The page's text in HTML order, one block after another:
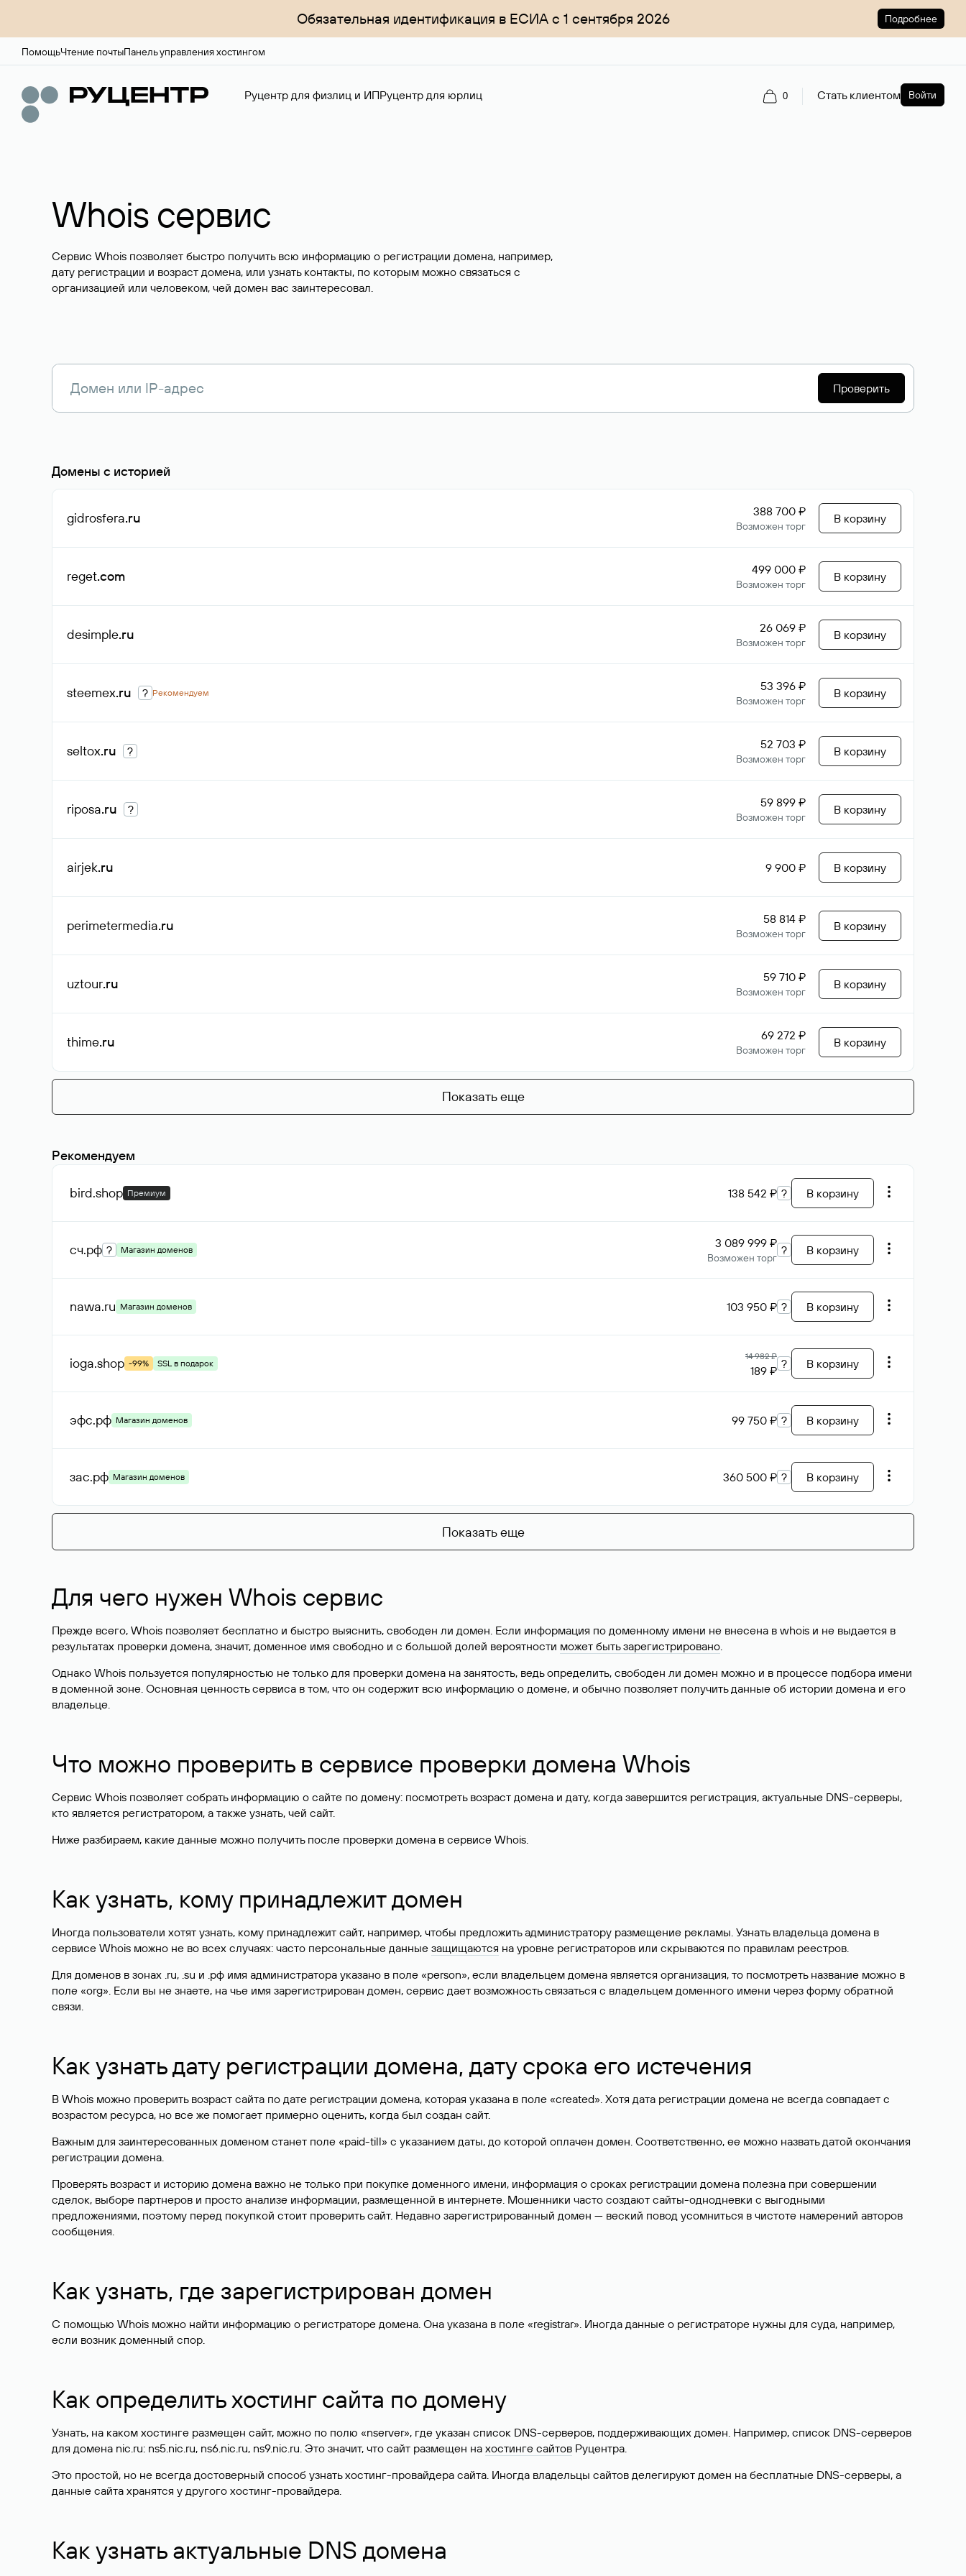
Обязательная идентификация в ЕСИА с 1 сентября 2026 Подробнее
ПомощьЧтение почтыПанель управления хостингом
Руцентр для физлиц и ИПРуцентр для юрлиц 0 Стать клиентом Войти
Whois сервис
Сервис Whois позволяет быстро получить всю информацию о регистрации домена, например,
дату регистрации и возраст домена, или узнать контакты, по которым можно связаться с
организацией или человеком, чей домен вас заинтересовал.
Проверить
Домены с историей
gidrosfera.ru 388 700 ₽
Возможен торг
В корзину
reget.com 499 000 ₽
Возможен торг
В корзину
desimple.ru 26 069 ₽
Возможен торг
В корзину
steemex.ru ? Рекомендуем 53 396 ₽
Возможен торг
В корзину
seltox.ru ? 52 703 ₽
Возможен торг
В корзину
riposa.ru ? 59 899 ₽
Возможен торг
В корзину
airjek.ru 9 900 ₽ В корзину
perimetermedia.ru 58 814 ₽
Возможен торг
В корзину
uztour.ru 59 710 ₽
Возможен торг
В корзину
thime.ru 69 272 ₽
Возможен торг
В корзину
Показать еще
Рекомендуем
bird.shop Премиум 138 542 ₽ ? В корзину
сч.рф ? Магазин доменов 3 089 999 ₽
Возможен торг
? В корзину
nawa.ru Магазин доменов 103 950 ₽ ? В корзину
ioga.shop -99% SSL в подарок
14 982 ₽
189 ₽ ? В корзину
эфс.рф Магазин доменов 99 750 ₽ ? В корзину
зас.рф Магазин доменов 360 500 ₽ ? В корзину
Показать еще
Для чего нужен Whois сервис
Прежде всего, Whois позволяет бесплатно и быстро выяснить, свободен ли домен. Если информация по доменному имени не внесена в whois и не выдается в
результатах проверки домена, значит, доменное имя свободно и с большой долей вероятности может быть зарегистрировано.
Однако Whois пользуется популярностью не только для проверки домена на занятость, ведь определить, свободен ли домен можно и в процессе подбора имени
в доменной зоне. Основная ценность сервиса в том, что он содержит всю информацию о домене, и обычно позволяет получить данные об истории домена и его
владельце.
Что можно проверить в сервисе проверки домена Whois
Сервис Whois позволяет собрать информацию о сайте по домену: посмотреть возраст домена и дату, когда завершится регистрация, актуальные DNS-серверы,
кто является регистратором, а также узнать, чей сайт.
Ниже разбираем, какие данные можно получить после проверки домена в сервисе Whois.
Как узнать, кому принадлежит домен
Иногда пользователи хотят узнать, кому принадлежит сайт, например, чтобы предложить администратору размещение рекламы. Узнать владельца домена в
сервисе Whois можно не во всех случаях: часто персональные данные защищаются на уровне регистраторов или скрываются по правилам реестров.
Для доменов в зонах .ru, .su и .рф имя администратора указано в поле «person», если владельцем домена является организация, то посмотреть название можно в
поле «org». Если вы не знаете, на чье имя зарегистрирован домен, сервис дает возможность связаться с владельцем доменного имени через форму обратной
связи.
Как узнать дату регистрации домена, дату срока его истечения
В Whois можно проверить возраст сайта по дате регистрации домена, которая указана в поле «created». Хотя дата регистрации домена не всегда совпадает с
возрастом ресурса, но все же помогает примерно оценить, когда был создан сайт.
Важным для заинтересованных доменом станет поле «paid-till» с указанием даты, до которой оплачен домен. Соответственно, ее можно назвать датой окончания
регистрации домена.
Проверять возраст и историю домена важно не только при покупке доменного имени, информация о сроках регистрации домена полезна при совершении
сделок, выборе партнеров и просто анализе информации, размещенной в интернете. Мошенники часто создают сайты-однодневки с выгодными
предложениями, поэтому перед покупкой стоит проверить сайт. Недавно зарегистрированный домен — веский повод усомниться в чистоте намерений авторов
сообщения.
Как узнать, где зарегистрирован домен
С помощью Whois можно найти информацию о регистраторе домена. Она указана в поле «registrar». Иногда данные о регистраторе нужны для суда, например,
если возник доменный спор.
Как определить хостинг сайта по домену
Узнать, на каком хостинге размещен сайт, можно по полю «nserver», где указан список DNS-серверов, поддерживающих домен. Например, список DNS-серверов
для домена nic.ru: ns5.nic.ru, ns6.nic.ru, ns9.nic.ru. Это значит, что сайт размещен на хостинге сайтов Руцентра.
Это простой, но не всегда достоверный способ узнать хостинг-провайдера сайта. Иногда владельцы сайтов делегируют домен на бесплатные DNS-серверы, а
данные сайта хранятся у другого хостинг-провайдера.
Как узнать актуальные DNS домена